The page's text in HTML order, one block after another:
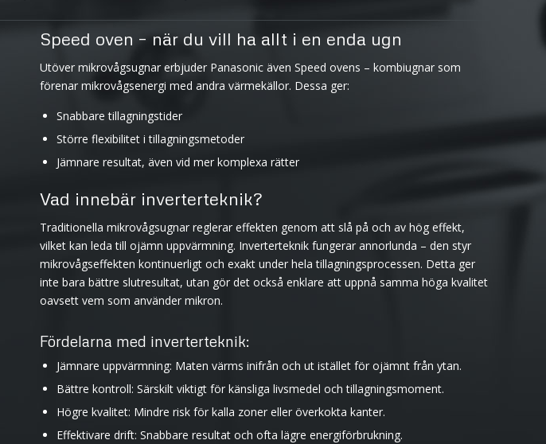
Speed oven – när du vill ha allt i en enda ugn
Utöver mikrovågsugnar erbjuder Panasonic även Speed ovens – kombiugnar som
förenar mikrovågsenergi med andra värmekällor. Dessa ger:
Snabbare tillagningstider
Större flexibilitet i tillagningsmetoder
Jämnare resultat, även vid mer komplexa rätter
Vad innebär inverterteknik?
Traditionella mikrovågsugnar reglerar effekten genom att slå på och av hög effekt,
vilket kan leda till ojämn uppvärmning. Inverterteknik fungerar annorlunda – den styr
mikrovågseffekten kontinuerligt och exakt under hela tillagningsprocessen. Detta ger
inte bara bättre slutresultat, utan gör det också enklare att uppnå samma höga kvalitet
oavsett vem som använder mikron.
Fördelarna med inverterteknik:
Jämnare uppvärmning: Maten värms inifrån och ut istället för ojämnt från ytan.
Bättre kontroll: Särskilt viktigt för känsliga livsmedel och tillagningsmoment.
Högre kvalitet: Mindre risk för kalla zoner eller överkokta kanter.
Effektivare drift: Snabbare resultat och ofta lägre energiförbrukning.